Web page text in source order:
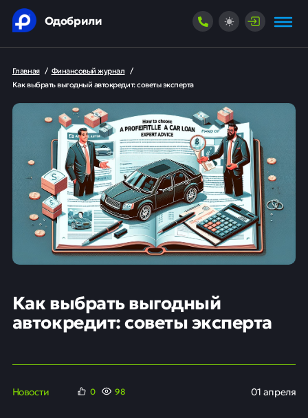
Одобрили
Главная / Финансовый журнал /
Как выбрать выгодный автокредит: советы эксперта
Как выбрать выгодный
автокредит: советы эксперта
Новости 0 98 01 апреля